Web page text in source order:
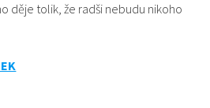
děje tolik, že radši nebudu nikoho